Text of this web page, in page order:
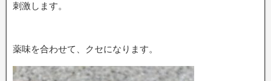
刺激します。
薬味を合わせて、クセになります。